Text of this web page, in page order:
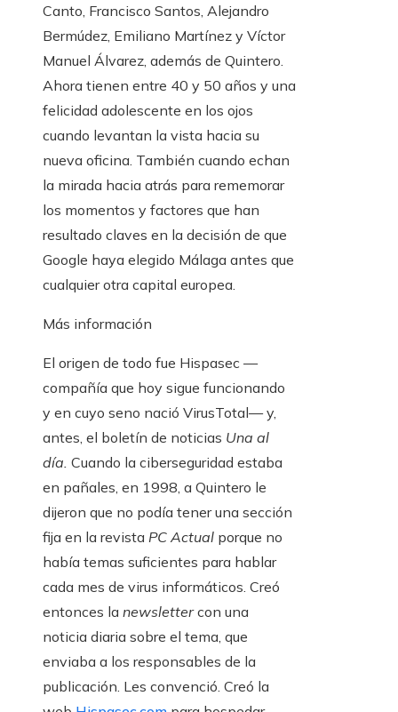
Canto, Francisco Santos, Alejandro
Bermúdez, Emiliano Martínez y Víctor
Manuel Álvarez, además de Quintero.
Ahora tienen entre 40 y 50 años y una
felicidad adolescente en los ojos
cuando levantan la vista hacia su
nueva oficina. También cuando echan
la mirada hacia atrás para rememorar
los momentos y factores que han
resultado claves en la decisión de que
Google haya elegido Málaga antes que
cualquier otra capital europea.
Más información
El origen de todo fue Hispasec —
compañía que hoy sigue funcionando
y en cuyo seno nació VirusTotal— y,
antes, el boletín de noticias Una al
día. Cuando la ciberseguridad estaba
en pañales, en 1998, a Quintero le
dijeron que no podía tener una sección
fija en la revista PC Actual porque no
había temas suficientes para hablar
cada mes de virus informáticos. Creó
entonces la newslettercon una
noticia diaria sobre el tema, que
enviaba a los responsables de la
publicación. Les convenció. Creó la